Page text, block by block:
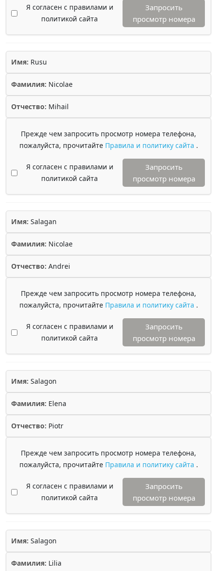
Я согласен с правилами и
политикой сайта
Запросить
просмотр номера
Имя: Rusu
Фамилия: Nicolae
Отчество: Mihail
Прежде чем запросить просмотр номера телефона,
пожалуйста, прочитайте Правила и политику сайта .
Я согласен с правилами и
политикой сайта
Запросить
просмотр номера
Имя: Salagan
Фамилия: Nicolae
Отчество: Andrei
Прежде чем запросить просмотр номера телефона,
пожалуйста, прочитайте Правила и политику сайта .
Я согласен с правилами и
политикой сайта
Запросить
просмотр номера
Имя: Salagon
Фамилия: Elena
Отчество: Piotr
Прежде чем запросить просмотр номера телефона,
пожалуйста, прочитайте Правила и политику сайта .
Я согласен с правилами и
политикой сайта
Запросить
просмотр номера
Имя: Salagon
Фамилия: Lilia